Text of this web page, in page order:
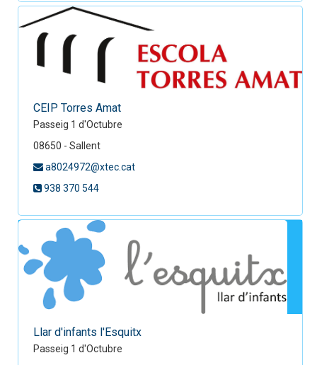
CEIP Torres Amat
Passeig 1 d'Octubre
08650 - Sallent
a8024972@xtec.cat
938 370 544
Llar d'infants l'Esquitx
Passeig 1 d'Octubre